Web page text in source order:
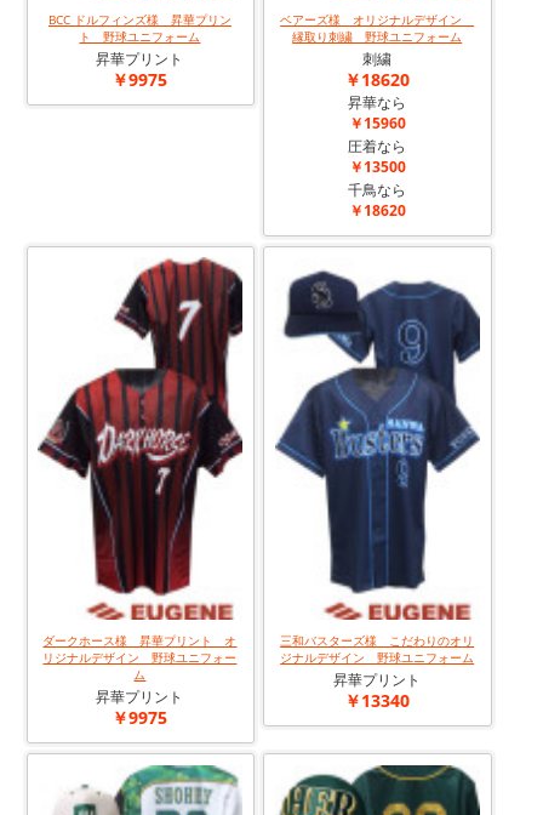
BCC ドルフィンズ様 昇華プリン
ト 野球ユニフォーム
昇華プリント
￥9975
ベアーズ様 オリジナルデザイン
縁取り刺繍 野球ユニフォーム
刺繍
￥18620
昇華なら
￥15960
圧着なら
￥13500
千鳥なら
￥18620
ダークホース様 昇華プリント オ
リジナルデザイン 野球ユニフォー
ム
昇華プリント
￥9975
三和バスターズ様 こだわりのオリ
ジナルデザイン 野球ユニフォーム
昇華プリント
￥13340